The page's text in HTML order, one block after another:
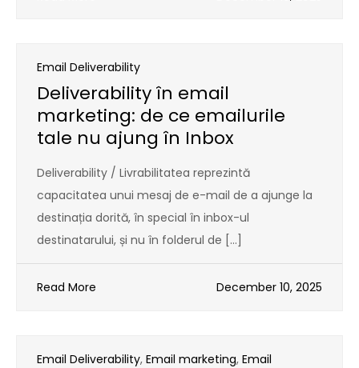
Email Deliverability
Deliverability în email
marketing: de ce emailurile
tale nu ajung în Inbox
Deliverability / Livrabilitatea reprezintă
capacitatea unui mesaj de e-mail de a ajunge la
destinația dorită, în special în inbox-ul
destinatarului, și nu în folderul de […]
Read More December 10, 2025
Email Deliverability, Email marketing, Email